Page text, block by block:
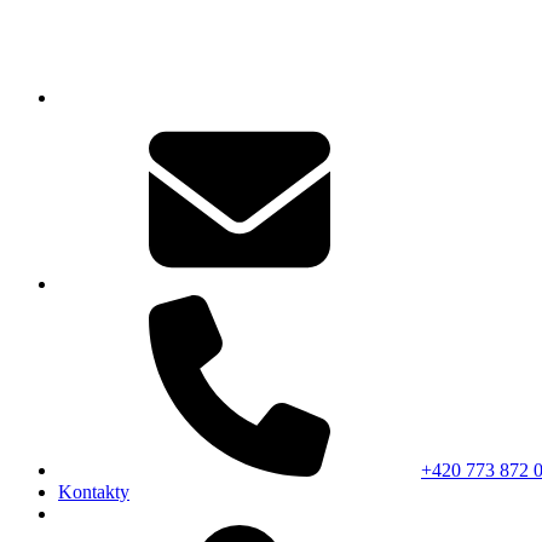
+420 773 872
Kontakty